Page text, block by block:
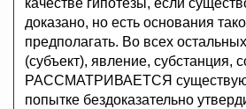
качестве гипотезы, если
доказано, но есть основания
предполагать. Во всех
(субъект), явление, субстанция,
РАССМАТРИВАЕТСЯ
попытке бездоказательно